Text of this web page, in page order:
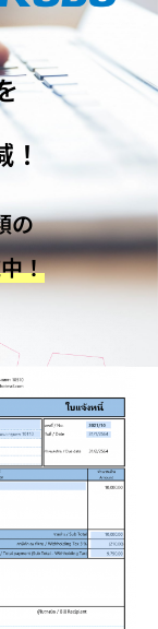
！
の
！